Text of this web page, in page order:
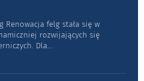
Renowacja felg stała się w
rozwijających się
Dla